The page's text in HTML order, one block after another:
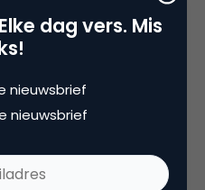
en leef deze na. Maak
beschrijven wat het
vindt en een
controles en balans
niet in de openbare
wordt gesteld.
dag vers. Mis
nieuwsbrief
nieuwsbrief